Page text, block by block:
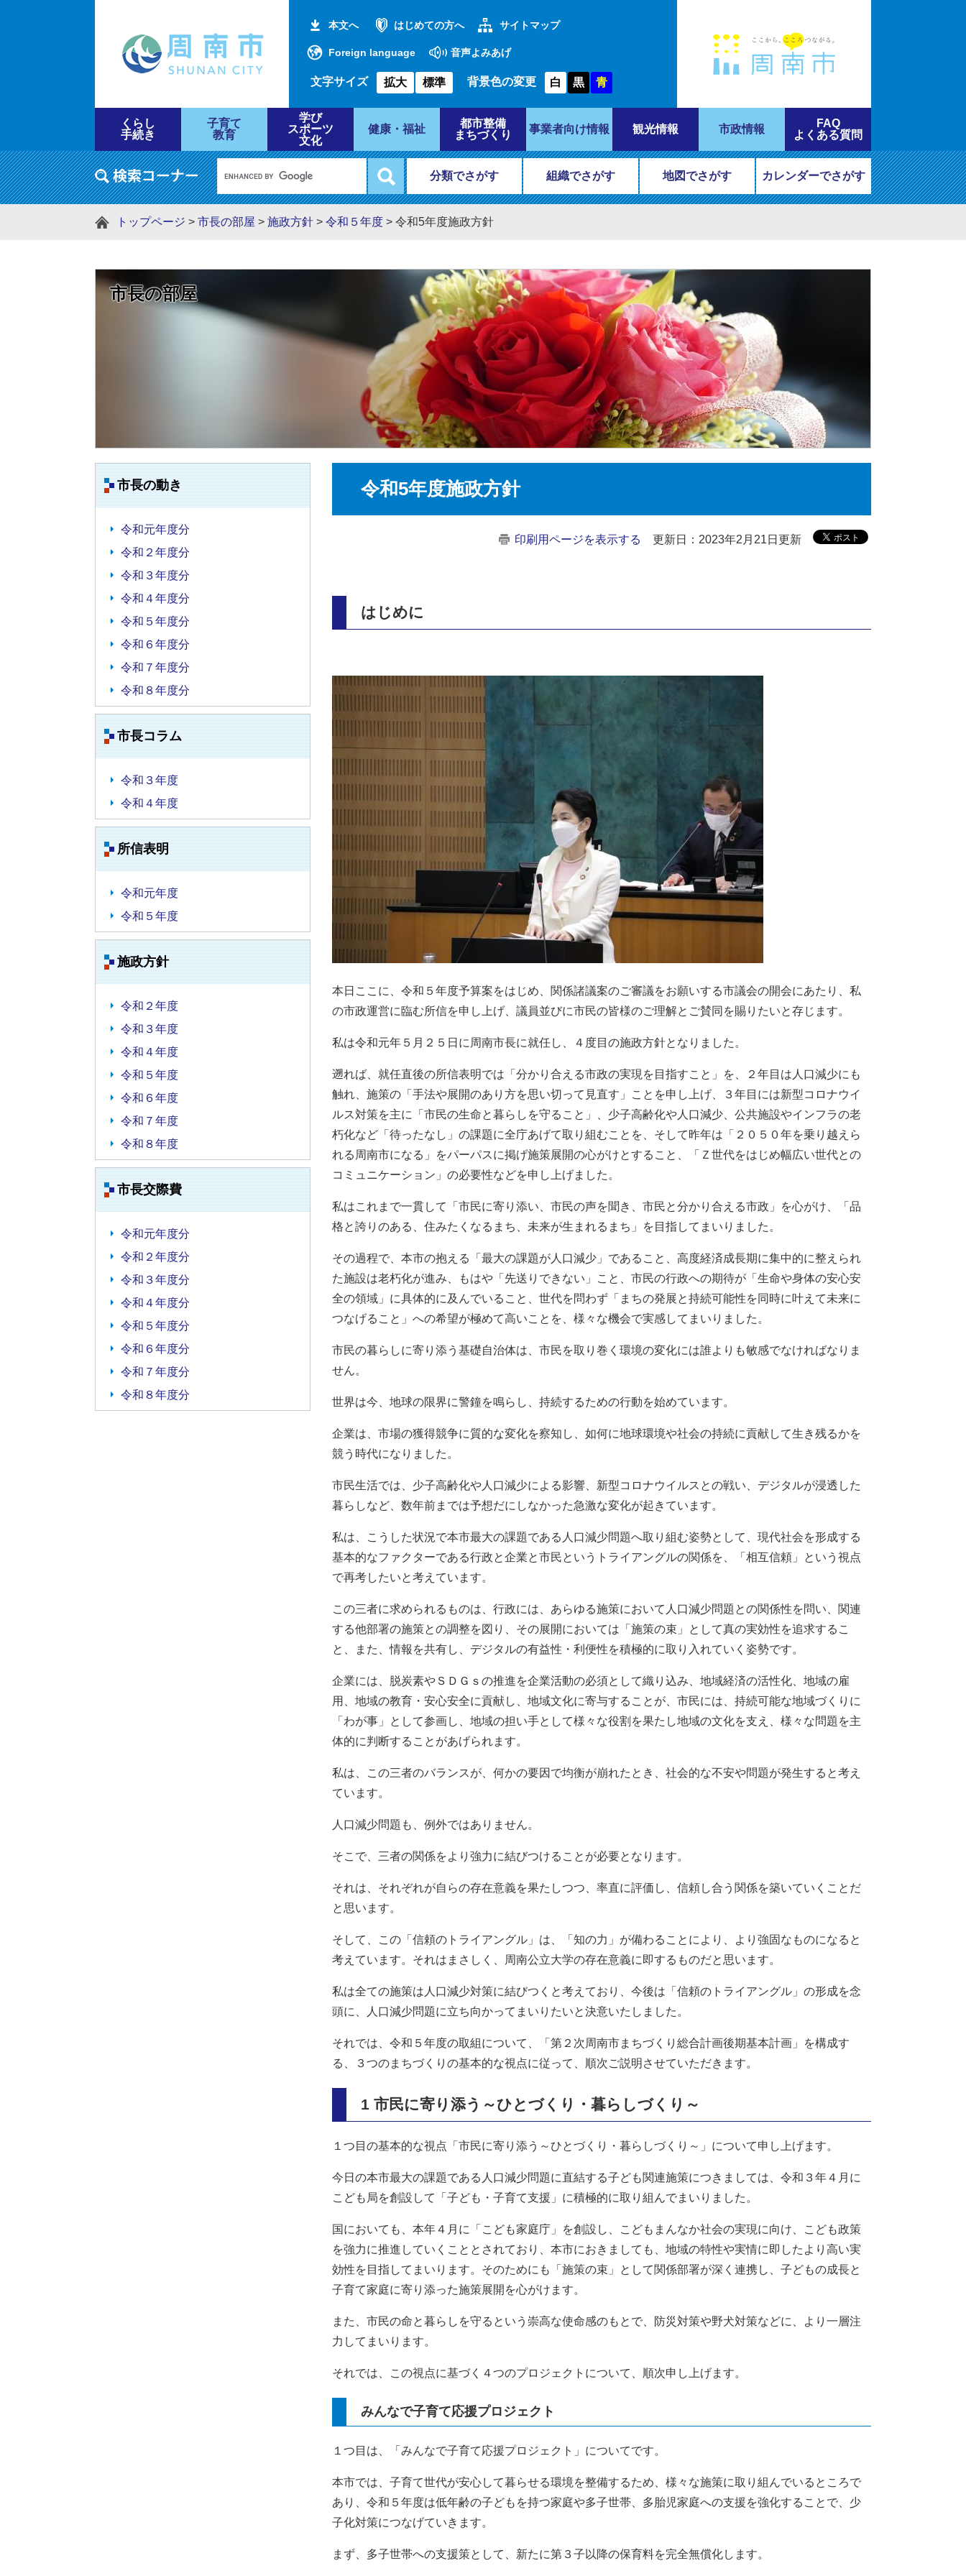
本文へ はじめての方へ サイトマップ
Foreign language 音声よみあげ
文字サイズ 拡大 標準 背景色の変更 白 黒 青
くらし
手続き
子育て
教育
学び
スポーツ
文化
健康・福祉
都市整備
まちづくり
事業者向け情報 観光情報 市政情報
FAQ
よくある質問
分類でさがす 組織でさがす 地図でさがす カレンダーでさがす
トップページ > 市長の部屋 > 施政方針 > 令和５年度 > 令和5年度施政方針
市長の部屋
市長の動き
令和元年度分
令和２年度分
令和３年度分
令和４年度分
令和５年度分
令和６年度分
令和７年度分
令和８年度分
市長コラム
令和３年度
令和４年度
所信表明
令和元年度
令和５年度
施政方針
令和２年度
令和３年度
令和４年度
令和５年度
令和６年度
令和７年度
令和８年度
市長交際費
令和元年度分
令和２年度分
令和３年度分
令和４年度分
令和５年度分
令和６年度分
令和７年度分
令和８年度分
令和5年度施政方針
印刷用ページを表示する 更新日：2023年2月21日更新
はじめに
本日ここに、令和５年度予算案をはじめ、関係諸議案のご審議をお願いする市議会の開会にあたり、私
の市政運営に臨む所信を申し上げ、議員並びに市民の皆様のご理解とご賛同を賜りたいと存じます。
私は令和元年５月２５日に周南市長に就任し、４度目の施政方針となりました。
遡れば、就任直後の所信表明では「分かり合える市政の実現を目指すこと」を、２年目は人口減少にも
触れ、施策の「手法や展開のあり方を思い切って見直す」ことを申し上げ、３年目には新型コロナウイ
ルス対策を主に「市民の生命と暮らしを守ること」、少子高齢化や人口減少、公共施設やインフラの老
朽化など「待ったなし」の課題に全庁あげて取り組むことを、そして昨年は「２０５０年を乗り越えら
れる周南市になる」をパーパスに掲げ施策展開の心がけとすること、「Ｚ世代をはじめ幅広い世代との
コミュニケーション」の必要性などを申し上げました。
私はこれまで一貫して「市民に寄り添い、市民の声を聞き、市民と分かり合える市政」を心がけ、「品
格と誇りのある、住みたくなるまち、未来が生まれるまち」を目指してまいりました。
その過程で、本市の抱える「最大の課題が人口減少」であること、高度経済成長期に集中的に整えられ
た施設は老朽化が進み、もはや「先送りできない」こと、市民の行政への期待が「生命や身体の安心安
全の領域」に具体的に及んでいること、世代を問わず「まちの発展と持続可能性を同時に叶えて未来に
つなげること」への希望が極めて高いことを、様々な機会で実感してまいりました。
市民の暮らしに寄り添う基礎自治体は、市民を取り巻く環境の変化には誰よりも敏感でなければなりま
せん。
世界は今、地球の限界に警鐘を鳴らし、持続するための行動を始めています。
企業は、市場の獲得競争に質的な変化を察知し、如何に地球環境や社会の持続に貢献して生き残るかを
競う時代になりました。
市民生活では、少子高齢化や人口減少による影響、新型コロナウイルスとの戦い、デジタルが浸透した
暮らしなど、数年前までは予想だにしなかった急激な変化が起きています。
私は、こうした状況で本市最大の課題である人口減少問題へ取り組む姿勢として、現代社会を形成する
基本的なファクターである行政と企業と市民というトライアングルの関係を、「相互信頼」という視点
で再考したいと考えています。
この三者に求められるものは、行政には、あらゆる施策において人口減少問題との関係性を問い、関連
する他部署の施策との調整を図り、その展開においては「施策の束」として真の実効性を追求するこ
と、また、情報を共有し、デジタルの有益性・利便性を積極的に取り入れていく姿勢です。
企業には、脱炭素やＳＤＧｓの推進を企業活動の必須として織り込み、地域経済の活性化、地域の雇
用、地域の教育・安心安全に貢献し、地域文化に寄与することが、市民には、持続可能な地域づくりに
「わが事」として参画し、地域の担い手として様々な役割を果たし地域の文化を支え、様々な問題を主
体的に判断することがあげられます。
私は、この三者のバランスが、何かの要因で均衡が崩れたとき、社会的な不安や問題が発生すると考え
ています。
人口減少問題も、例外ではありません。
そこで、三者の関係をより強力に結びつけることが必要となります。
それは、それぞれが自らの存在意義を果たしつつ、率直に評価し、信頼し合う関係を築いていくことだ
と思います。
そして、この「信頼のトライアングル」は、「知の力」が備わることにより、より強固なものになると
考えています。それはまさしく、周南公立大学の存在意義に即するものだと思います。
私は全ての施策は人口減少対策に結びつくと考えており、今後は「信頼のトライアングル」の形成を念
頭に、人口減少問題に立ち向かってまいりたいと決意いたしました。
それでは、令和５年度の取組について、「第２次周南市まちづくり総合計画後期基本計画」を構成す
る、３つのまちづくりの基本的な視点に従って、順次ご説明させていただきます。
1 市民に寄り添う～ひとづくり・暮らしづくり～
１つ目の基本的な視点「市民に寄り添う～ひとづくり・暮らしづくり～」について申し上げます。
今日の本市最大の課題である人口減少問題に直結する子ども関連施策につきましては、令和３年４月に
こども局を創設して「子ども・子育て支援」に積極的に取り組んでまいりました。
国においても、本年４月に「こども家庭庁」を創設し、こどもまんなか社会の実現に向け、こども政策
を強力に推進していくこととされており、本市におきましても、地域の特性や実情に即したより高い実
効性を目指してまいります。そのためにも「施策の束」として関係部署が深く連携し、子どもの成長と
子育て家庭に寄り添った施策展開を心がけます。
また、市民の命と暮らしを守るという崇高な使命感のもとで、防災対策や野犬対策などに、より一層注
力してまいります。
それでは、この視点に基づく４つのプロジェクトについて、順次申し上げます。
みんなで子育て応援プロジェクト
１つ目は、「みんなで子育て応援プロジェクト」についてです。
本市では、子育て世代が安心して暮らせる環境を整備するため、様々な施策に取り組んでいるところで
あり、令和５年度は低年齢の子どもを持つ家庭や多子世帯、多胎児家庭への支援を強化することで、少
子化対策につなげていきます。
まず、多子世帯への支援策として、新たに第３子以降の保育料を完全無償化します。